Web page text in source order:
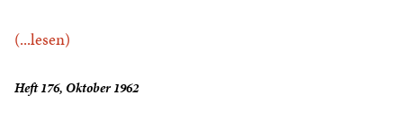
(...lesen)
Heft 176, Oktober 1962